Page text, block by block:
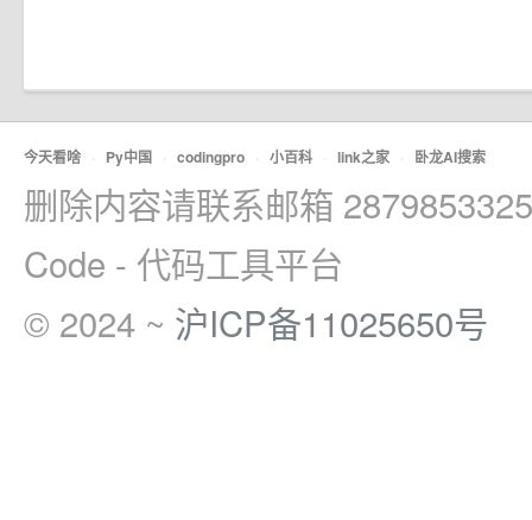
今天看啥 · Py中国 · codingpro · 小百科 · link之家 · 卧龙AI搜索
删除内容请联系邮箱
Code - 代码工具平台
© 2024 ~ 沪ICP备11025650号